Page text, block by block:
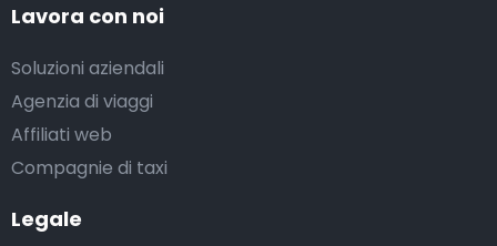
Lavora con noi
Soluzioni aziendali
Agenzia di viaggi
Affiliati web
Compagnie di taxi
Legale